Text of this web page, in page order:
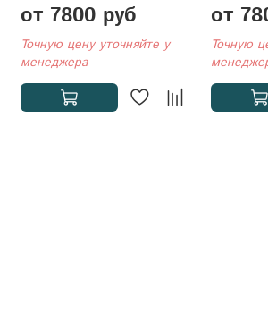
от 7800 руб
Точную цену уточняйте у
менеджера
от
Точную